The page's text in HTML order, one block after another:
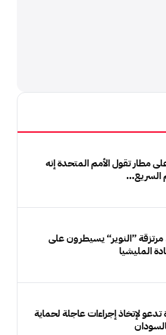
مطار تقول الأمم المتحدة إنه
السريع...
مرتزقة ”النوير“ يسيطرون على
المليشيا
تدعو لإتخاذ إجراءات عاجلة لحماية